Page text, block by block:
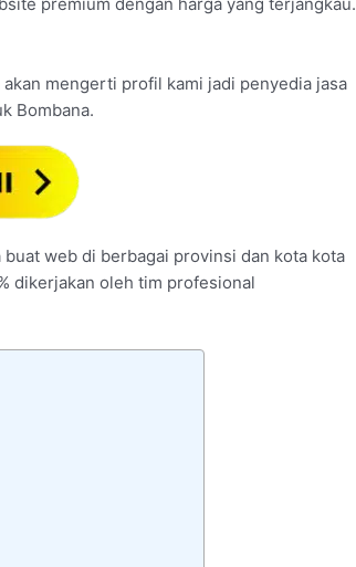
mengerti profil kami jadi penyedia jasa
Bombana.
web di berbagai provinsi dan kota kota
dikerjakan oleh tim profesional